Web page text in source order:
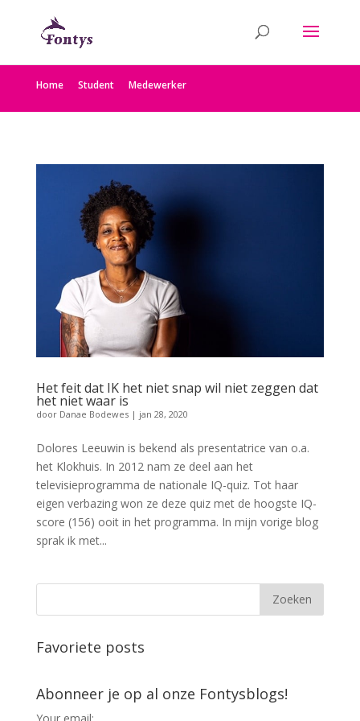
Home Student Medewerker
Het feit dat IK het niet snap wil niet zeggen dat
het niet waar is
door Danae Bodewes| jan 28, 2020
Dolores Leeuwin is bekend als presentatrice van o.a.
het Klokhuis. In 2012 nam ze deel aan het
televisieprogramma de nationale IQ-quiz. Tot haar
eigen verbazing won ze deze quiz met de hoogste IQ-
score (156) ooit in het programma. In mijn vorige blog
sprak ik met...
Favoriete posts
Abonneer je op al onze Fontysblogs!
Your email: